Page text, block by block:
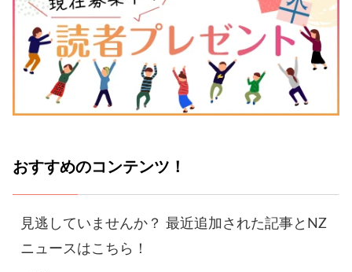
おすすめのコンテンツ！
見逃していませんか？ 最近追加された記事とNZ
ニュースはこちら！